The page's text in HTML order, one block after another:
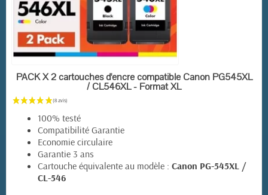
EN STOCK
PACK X 2 cartouches d'encre compatible Canon PG545XL
/ CL546XL - Format XL
100% testé
Compatibilité Garantie
Economie circulaire
Garantie 3 ans
Cartouche équivalente au modèle : Canon PG-545XL /
CL-546